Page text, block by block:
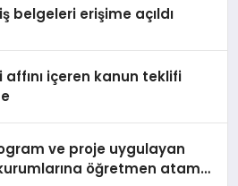
belgeleri erişime açıldı
affını içeren kanun teklifi
ve proje uygulayan
öğretmen atama